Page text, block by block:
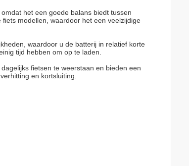
het een goede balans biedt tussen
modellen, waardoor het een veelzijdige
waardoor u de batterij in relatief korte
tijd hebben om op te laden.
fietsen te weerstaan en bieden een
en kortsluiting.